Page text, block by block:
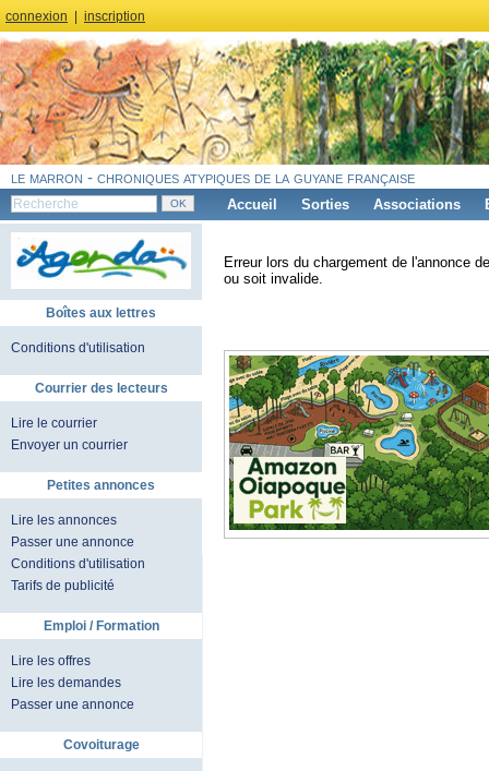
connexion inscription
le marron - chroniques atypiques de la guyane française
Accueil Sorties Associations
Boîtes aux lettres
Conditions d'utilisation
Courrier des lecteurs
Lire le courrier
Envoyer un courrier
Petites annonces
Lire les annonces
Passer une annonce
Conditions d'utilisation
Tarifs de publicité
Emploi / Formation
Lire les offres
Lire les demandes
Passer une annonce
Covoiturage
Erreur lors du chargement de l'annonce
ou soit invalide.